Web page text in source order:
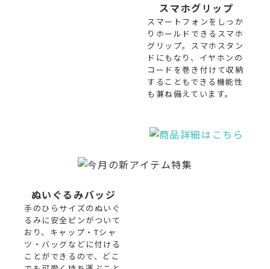
スマホグリップ
スマートフォンをしっか
りホールドできるスマホ
グリップ。スマホスタン
ドにもなり、イヤホンの
コードを巻き付けて収納
することもできる機能性
も兼ね備えています。
ぬいぐるみバッジ
手のひらサイズのぬいぐ
るみに安全ピンがついて
おり、キャップ・Tシャ
ツ・バッグなどに付ける
ことができるので、どこ